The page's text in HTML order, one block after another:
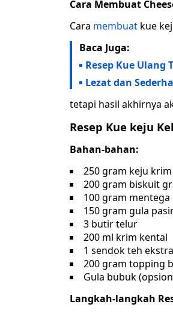
Cara Membuat
Cara membuat kue
Baca Juga:
Resep Kue Ulang
Lezat dan
tetapi hasil akhirnya
Resep Kue keju
Bahan-bahan:
250 gram keju krim
200 gram biskuit
100 gram mentega
150 gram gula
3 butir telur
200 ml krim kental
1 sendok teh
200 gram topping
Gula bubuk
Langkah-langkah